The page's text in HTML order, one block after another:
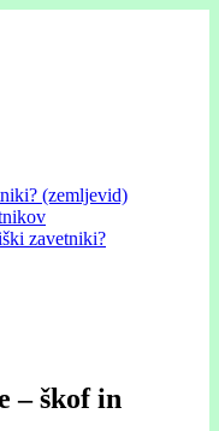
(zemljevid)
zavetniki?
– škof in